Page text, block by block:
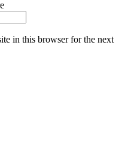
in this browser for the next